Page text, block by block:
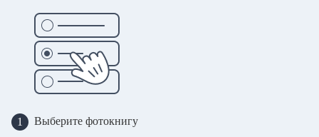
1 Выберите фотокнигу